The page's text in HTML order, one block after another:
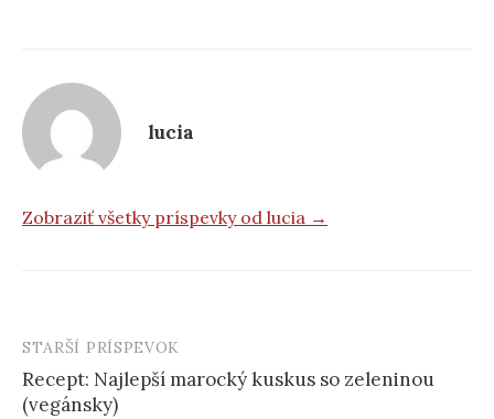
lucia
Zobraziť všetky príspevky od lucia →
Post
navigation
STARŠÍ PRÍSPEVOK
Recept: Najlepší marocký kuskus so zeleninou
(vegánsky)